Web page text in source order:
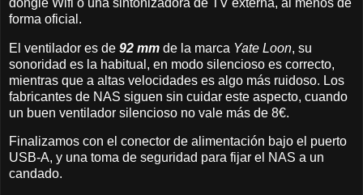
forma oficial.
El ventilador es de 92 mm de la marca Yate Loon, su
sonoridad es la habitual, en modo silencioso es correcto,
mientras que a altas velocidades es algo más ruidoso. Los
fabricantes de NAS siguen sin cuidar este aspecto, cuando
un buen ventilador silencioso no vale más de 8€.
Finalizamos con el conector de alimentación bajo el puerto
USB-A, y una toma de seguridad para fijar el NAS a un
candado.